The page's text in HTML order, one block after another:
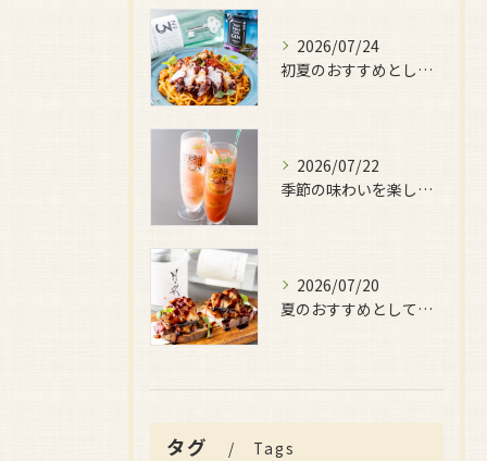
2026/07/24
初夏のおすすめとしてご用意しているのが、
2026/07/22
季節の味わいを楽しみたい日におすすめなのが、
2026/07/20
夏のおすすめとしてぜひ味わっていただきたいのが、
タグ Tags